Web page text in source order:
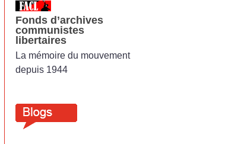
Fonds d’archives
communistes
libertaires
La mémoire du mouvement
depuis 1944